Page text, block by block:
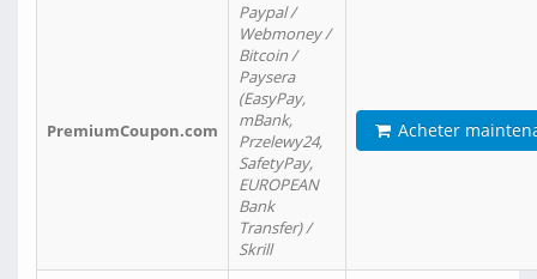
PremiumCoupon.com
Paypal /
Webmoney /
Bitcoin /
Paysera
(EasyPay,
mBank,
Przelewy24,
SafetyPay,
EUROPEAN
Bank
Transfer) /
Skrill
Acheter